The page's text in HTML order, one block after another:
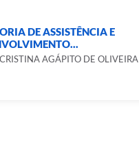
DE ASSISTÊNCIA E
AGÁPITO DE OLIVEIRA